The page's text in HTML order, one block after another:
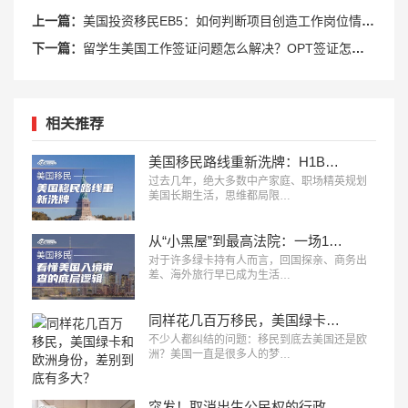
上一篇： 美国投资移民EB5：如何判断项目创造工作岗位情况？
下一篇： 留学生美国工作签证问题怎么解决？OPT签证怎么申请？
相关推荐
美国移民路线重新洗牌：H1B、L1、O1、EB1A、NIW、J2，哪条更适合你？
过去几年，绝大多数中产家庭、职场精英规划
美国长期生活，思维都局限…
从“小黑屋”到最高法院：一场14年诉讼，看懂美国入境审查的底层逻辑
对于许多绿卡持有人而言，回国探亲、商务出
差、海外旅行早已成为生活…
同样花几百万移民，美国绿卡和欧洲身份，差别到底有多大？
不少人都纠结的问题：移民到底去美国还是欧
洲？美国一直是很多人的梦…